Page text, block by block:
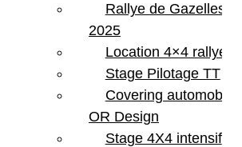
Rallye de Gazelles
2025
Location 4×4 rallye
Stage Pilotage TT
Covering automobile –
OR Design
Stage 4X4 intensif